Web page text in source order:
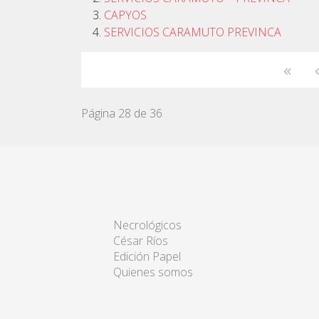
CAPYOS
SERVICIOS CARAMUTO PREVINCA
Página 28 de 36
Necrológicos
César Ríos
Edición Papel
Quienes somos